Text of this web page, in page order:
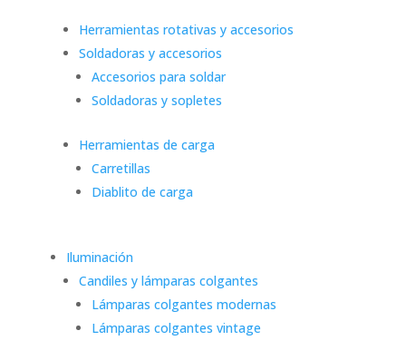
Herramientas rotativas y accesorios
Soldadoras y accesorios
Accesorios para soldar
Soldadoras y sopletes
Herramientas de carga
Carretillas
Diablito de carga
Iluminación
Candiles y lámparas colgantes
Lámparas colgantes modernas
Lámparas colgantes vintage